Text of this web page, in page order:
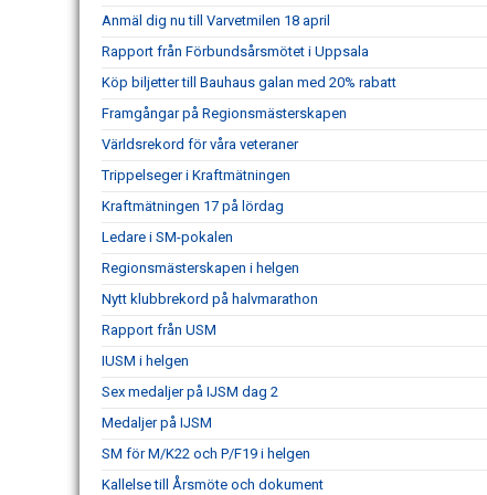
Anmäl dig nu till Varvetmilen 18 april
Rapport från Förbundsårsmötet i Uppsala
Köp biljetter till Bauhaus galan med 20% rabatt
Framgångar på Regionsmästerskapen
Världsrekord för våra veteraner
Trippelseger i Kraftmätningen
Kraftmätningen 17 på lördag
Ledare i SM-pokalen
Regionsmästerskapen i helgen
Nytt klubbrekord på halvmarathon
Rapport från USM
IUSM i helgen
Sex medaljer på IJSM dag 2
Medaljer på IJSM
SM för M/K22 och P/F19 i helgen
Kallelse till Årsmöte och dokument